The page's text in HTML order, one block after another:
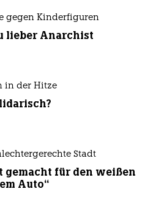
gegen Kinderfiguren
lieber Anarchist
in der Hitze
Stadt
gemacht für den weißen
Auto“